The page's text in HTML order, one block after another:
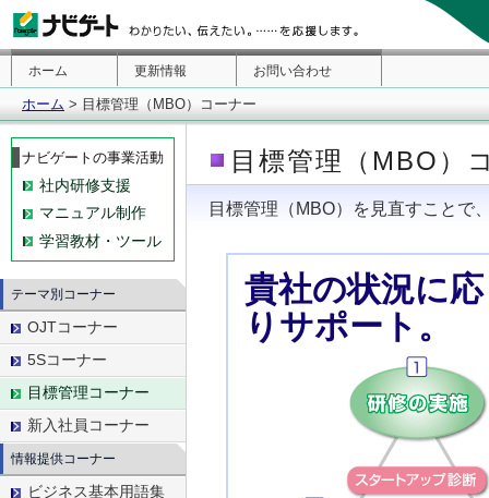
ホーム 更新情報 お問い合わせ
ホーム > 目標管理（MBO）コーナー
ナビゲートの事業活動
社内研修支援
マニュアル制作
学習教材・ツール
テーマ別コーナー
OJTコーナー
5Sコーナー
目標管理コーナー
新入社員コーナー
情報提供コーナー
ビジネス基本用語集
目標管理（MBO）
目標管理（MBO）を見直すことで
貴社の状況に
りサポート。